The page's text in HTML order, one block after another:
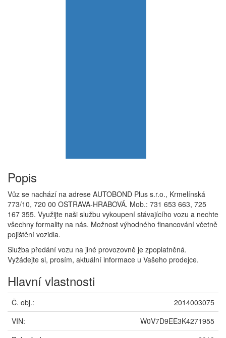
Popis
Vůz se nachází na adrese AUTOBOND Plus s.r.o., Krmelínská
773/10, 720 00 OSTRAVA-HRABOVÁ. Mob.: 731 653 663, 725
167 355. Využijte naši službu vykoupení stávajícího vozu a nechte
všechny formality na nás. Možnost výhodného financování včetně
pojištění vozidla.
Služba předání vozu na jiné provozovně je zpoplatněná.
Vyžádejte si, prosím, aktuální informace u Vašeho prodejce.
Hlavní vlastnosti
Č. obj.:
2014003075
VIN:
W0V7D9EE3K4271955